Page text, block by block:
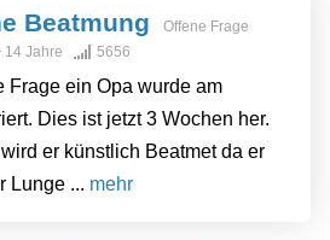
Beatmung
Offene Frage
14 Jahre 5656
Frage ein Opa wurde am
Dies ist jetzt 3 Wochen her.
er künstlich Beatmet da er
Lunge ... mehr